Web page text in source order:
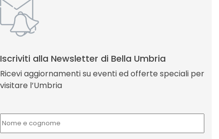
Iscriviti alla Newsletter di Bella Umbria
Ricevi aggiornamenti su eventi ed offerte speciali per
visitare l’Umbria